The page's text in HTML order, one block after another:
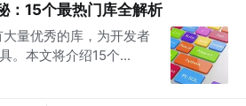
：15个最热门库全解析
量优秀的库，为开发者
。本文将介绍15个...